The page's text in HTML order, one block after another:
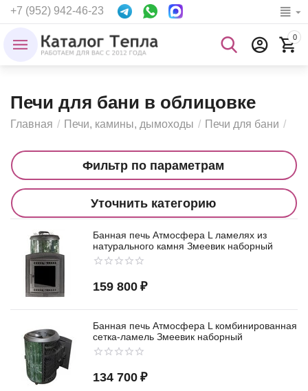
+7 (952) 942-46-23
0
Печи для бани в облицовке
Главная / Печи, камины, дымоходы / Печи для бани /
Фильтр по параметрам
Уточнить категорию
Банная печь Атмосфера L ламелях из
натурального камня Змеевик наборный
159 800 ₽
Банная печь Атмосфера L комбинированная
сетка-ламель Змеевик наборный
134 700 ₽